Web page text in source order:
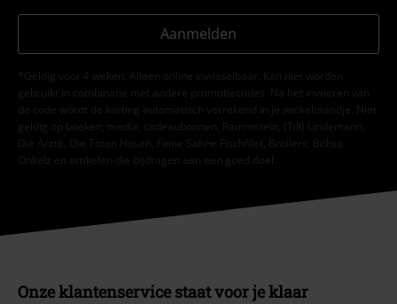
Aanmelden
*Geldig voor 4 weken. Alleen online inwisselbaar. Kan niet worden
gebruikt in combinatie met andere promotiecodes. Na het invoeren van
de code wordt de korting automatisch verrekend in je winkelmandje. Niet
geldig op boeken, media, cadeaubonnen, Rammstein, (Till) Lindemann,
Die Ärzte, Die Toten Hosen, Feine Sahne Fischfilet, Broilers, Böhse
Onkelz en artikelen die bijdragen aan een goed doel.
Onze klantenservice staat voor je klaar